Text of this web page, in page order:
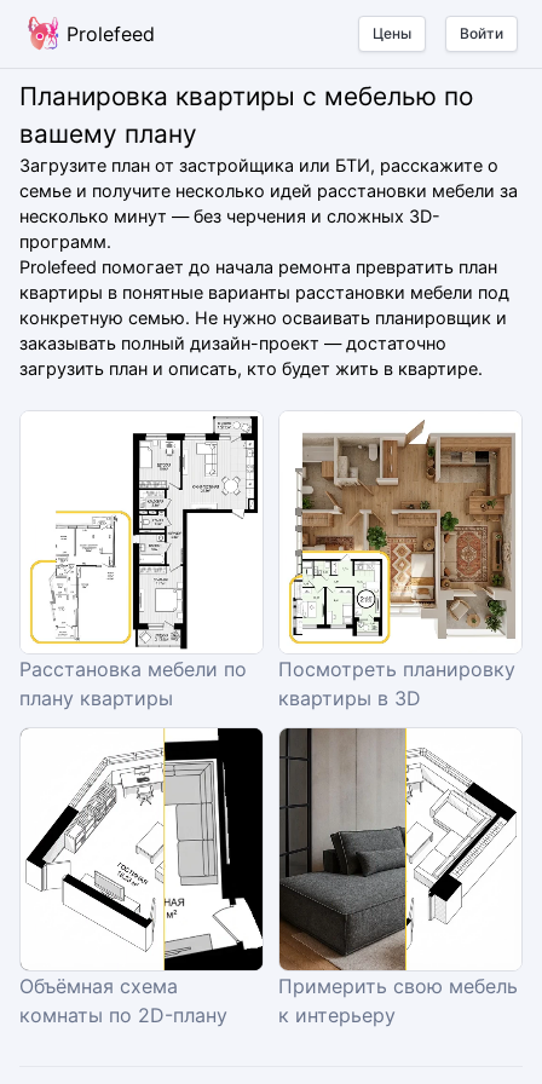
Prolefeed Цены Войти
Планировка квартиры с мебелью по
вашему плану
Загрузите план от застройщика или БТИ, расскажите о
семье и получите несколько идей расстановки мебели за
несколько минут — без черчения и сложных 3D-
программ.
Prolefeed помогает до начала ремонта превратить план
квартиры в понятные варианты расстановки мебели под
конкретную семью. Не нужно осваивать планировщик и
заказывать полный дизайн-проект — достаточно
загрузить план и описать, кто будет жить в квартире.
Расстановка мебели по
плану квартиры
Посмотреть планировку
квартиры в 3D
Объёмная схема
комнаты по 2D-плану
Примерить свою мебель
к интерьеру